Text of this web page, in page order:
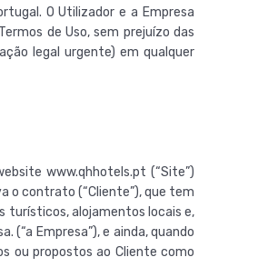
O Utilizador e a Empresa
de Uso, sem prejuízo das
legal urgente) em qualquer
www.qhhotels.pt (“Site”)
o contrato (“Cliente”), que tem
turísticos, alojamentos locais e,
(“a Empresa”), e ainda, quando
ou propostos ao Cliente como